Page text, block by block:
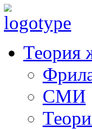
Теория
СМИ